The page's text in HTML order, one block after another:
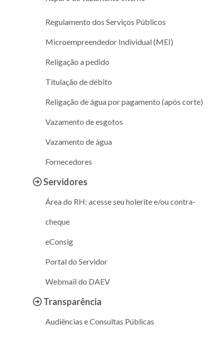
Regulamento dos Serviços Públicos
Microempreendedor Individual (MEI)
Religação a pedido
Titulação de débito
Religação de água por pagamento (após corte)
Vazamento de esgotos
Vazamento de água
Fornecedores
Servidores
Área do RH: acesse seu holerite e/ou contra-
cheque
eConsig
Portal do Servidor
Webmail do DAEV
Transparência
Audiências e Consultas Públicas